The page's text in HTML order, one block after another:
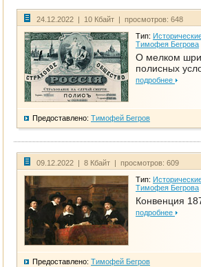
24.12.2022 | 10 Кбайт | просмотров: 648
Тип:
Тимофея Бегрова
О мелком
полисных
подробнее
Предоставлено: Тимофей Бегров
09.12.2022 | 8 Кбайт | просмотров: 609
Тип:
Тимофея Бегрова
Конвенция
подробнее
Предоставлено: Тимофей Бегров